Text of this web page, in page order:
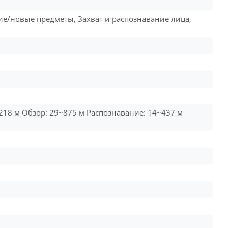
новые предметы, Захват и распознавание лица,
м Обзор: 29~875 м Распознавание: 14~437 м